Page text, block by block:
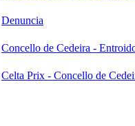
Denuncia
Concello de Cedeira -
Celta Prix - Concello de